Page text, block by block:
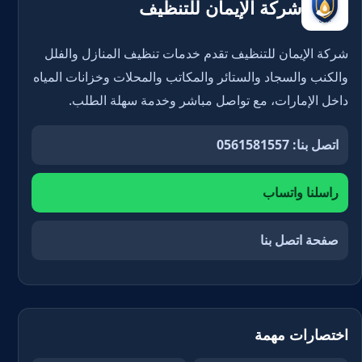
شركة الإيمان للتنظيف
شركة الإيمان للتنظيف تقدم خدمات تنظيف المنازل والفلل
والكنب والسجاد والستائر والمكاتب والمحلات وخزانات المياه
داخل الإمارات، مع تواصل مباشر وخدمة سهلة الطلب.
اتصل بنا: 0561581557
راسلنا واتساب
صفحة اتصل بنا
اختصارات مهمة